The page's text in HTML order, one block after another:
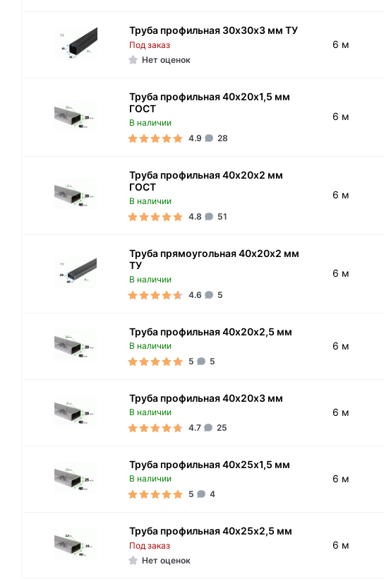
Труба профильная 30х30х3 мм ТУ
Под заказ
Нет оценок
6 м
Труба профильная 40х20х1,5 мм
ГОСТ
В наличии
4.9
28
6 м
Труба профильная 40х20х2 мм
ГОСТ
В наличии
4.8
51
6 м
Труба прямоугольная 40х20х2 мм
ТУ
В наличии
4.6
5
6 м
Труба профильная 40х20х2,5 мм
В наличии
5
5
6 м
Труба профильная 40х20х3 мм
В наличии
4.7
25
6 м
Труба профильная 40х25х1,5 мм
В наличии
5
4
6 м
Труба профильная 40х25х2,5 мм
Под заказ
Нет оценок
6 м